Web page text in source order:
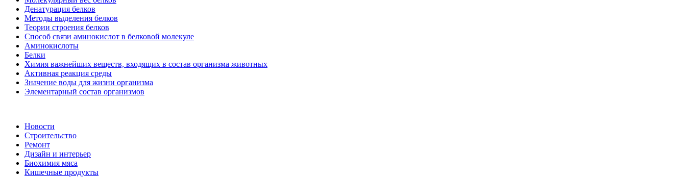
Денатурация белков
Методы выделения белков
Теории строения белков
Способ связи аминокислот в белковой молекуле
Аминокислоты
Белки
Химия важнейших веществ, входящих в состав организма животных
Активная реакция среды
Значение воды для жизни организма
Элементарный состав организмов
Новости
Строительство
Ремонт
Дизайн и интерьер
Биохимия мяса
Кишечные продукты